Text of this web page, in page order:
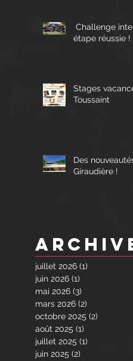
Challenge
étape réussie !
Stages
Toussaint
Des
Giraudière !
juillet 2026 (1)
juin 2026 (1)
mai 2026 (3)
mars 2026 (2)
octobre 2025 (2)
août 2025 (1)
juillet 2025 (1)
juin 2025 (2)